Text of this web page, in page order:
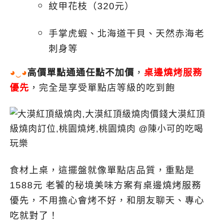
紋甲花枝（320元）
手掌虎蝦、北海道干貝、天然赤海老
刺身等
◕‿◕高價單點通通任點不加價 ， 桌邊燒烤服務
優先 ，完全是享受單點店等級的吃到飽
食材上桌，這擺盤就像單點店品質，重點是
1588元 老饕的秘境美味方案有桌邊燒烤服務
優先，不用擔心會烤不好，和朋友聊天、專心
吃就對了！